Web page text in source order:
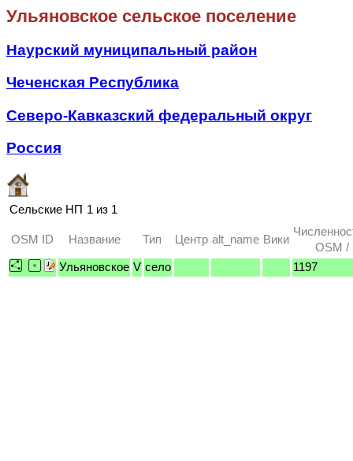
Ульяновское сельское поселение
Наурский муниципальный район
Чеченская Республика
Северо-Кавказский федеральный округ
Россия
Сельские НП 1 из 1
OSM ID Название Тип Центр alt_name Вики
OSM /
Ульяновское V село 1197